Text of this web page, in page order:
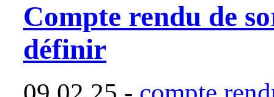
Compte rendu de
définir